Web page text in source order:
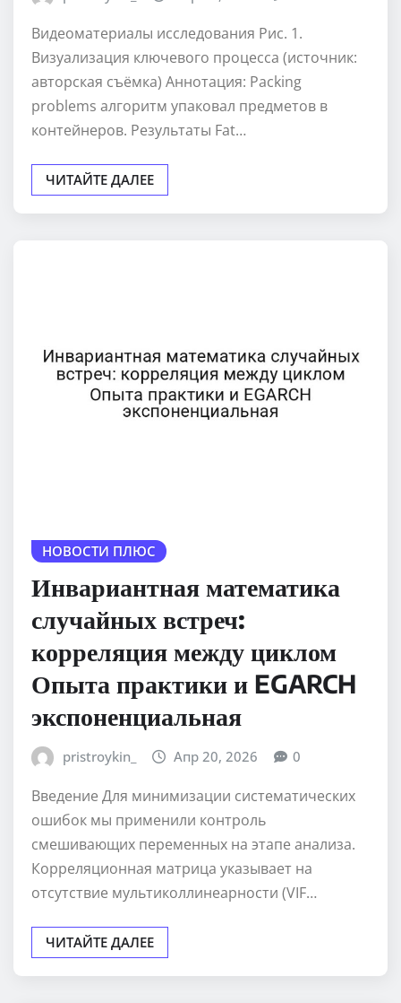
Видеоматериалы исследования Рис. 1.
Визуализация ключевого процесса (источник:
авторская съёмка) Аннотация: Packing
problems алгоритм упаковал предметов в
контейнеров. Результаты Fat…
ЧИТАЙТЕ ДАЛЕЕ
НОВОСТИ ПЛЮС
Инвариантная математика
случайных встреч:
корреляция между циклом
Опыта практики и EGARCH
экспоненциальная
pristroykin_ Апр 20, 2026 0
Введение Для минимизации систематических
ошибок мы применили контроль
смешивающих переменных на этапе анализа.
Корреляционная матрица указывает на
отсутствие мультиколлинеарности (VIF…
ЧИТАЙТЕ ДАЛЕЕ